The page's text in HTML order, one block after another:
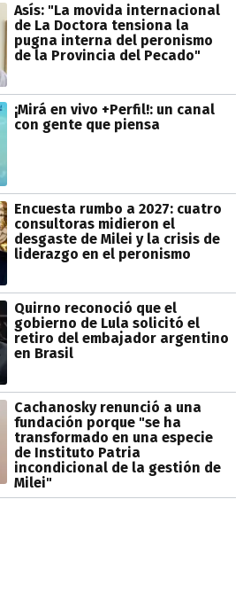
Asís: "La movida internacional
de La Doctora tensiona la
pugna interna del peronismo
de la Provincia del Pecado"
¡Mirá en vivo +Perfil!: un canal
con gente que piensa
Encuesta rumbo a 2027: cuatro
consultoras midieron el
desgaste de Milei y la crisis de
liderazgo en el peronismo
Quirno reconoció que el
gobierno de Lula solicitó el
retiro del embajador argentino
en Brasil
Cachanosky renunció a una
fundación porque "se ha
transformado en una especie
de Instituto Patria
incondicional de la gestión de
Milei"